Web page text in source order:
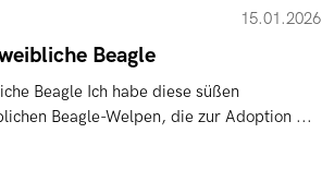
15.01.2026
Beagle
Beagle Ich habe diese süßen
Beagle-Welpen, die zur Adoption ...